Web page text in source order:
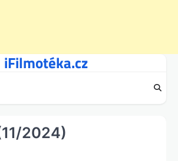
iFilmotéka.cz
2024)